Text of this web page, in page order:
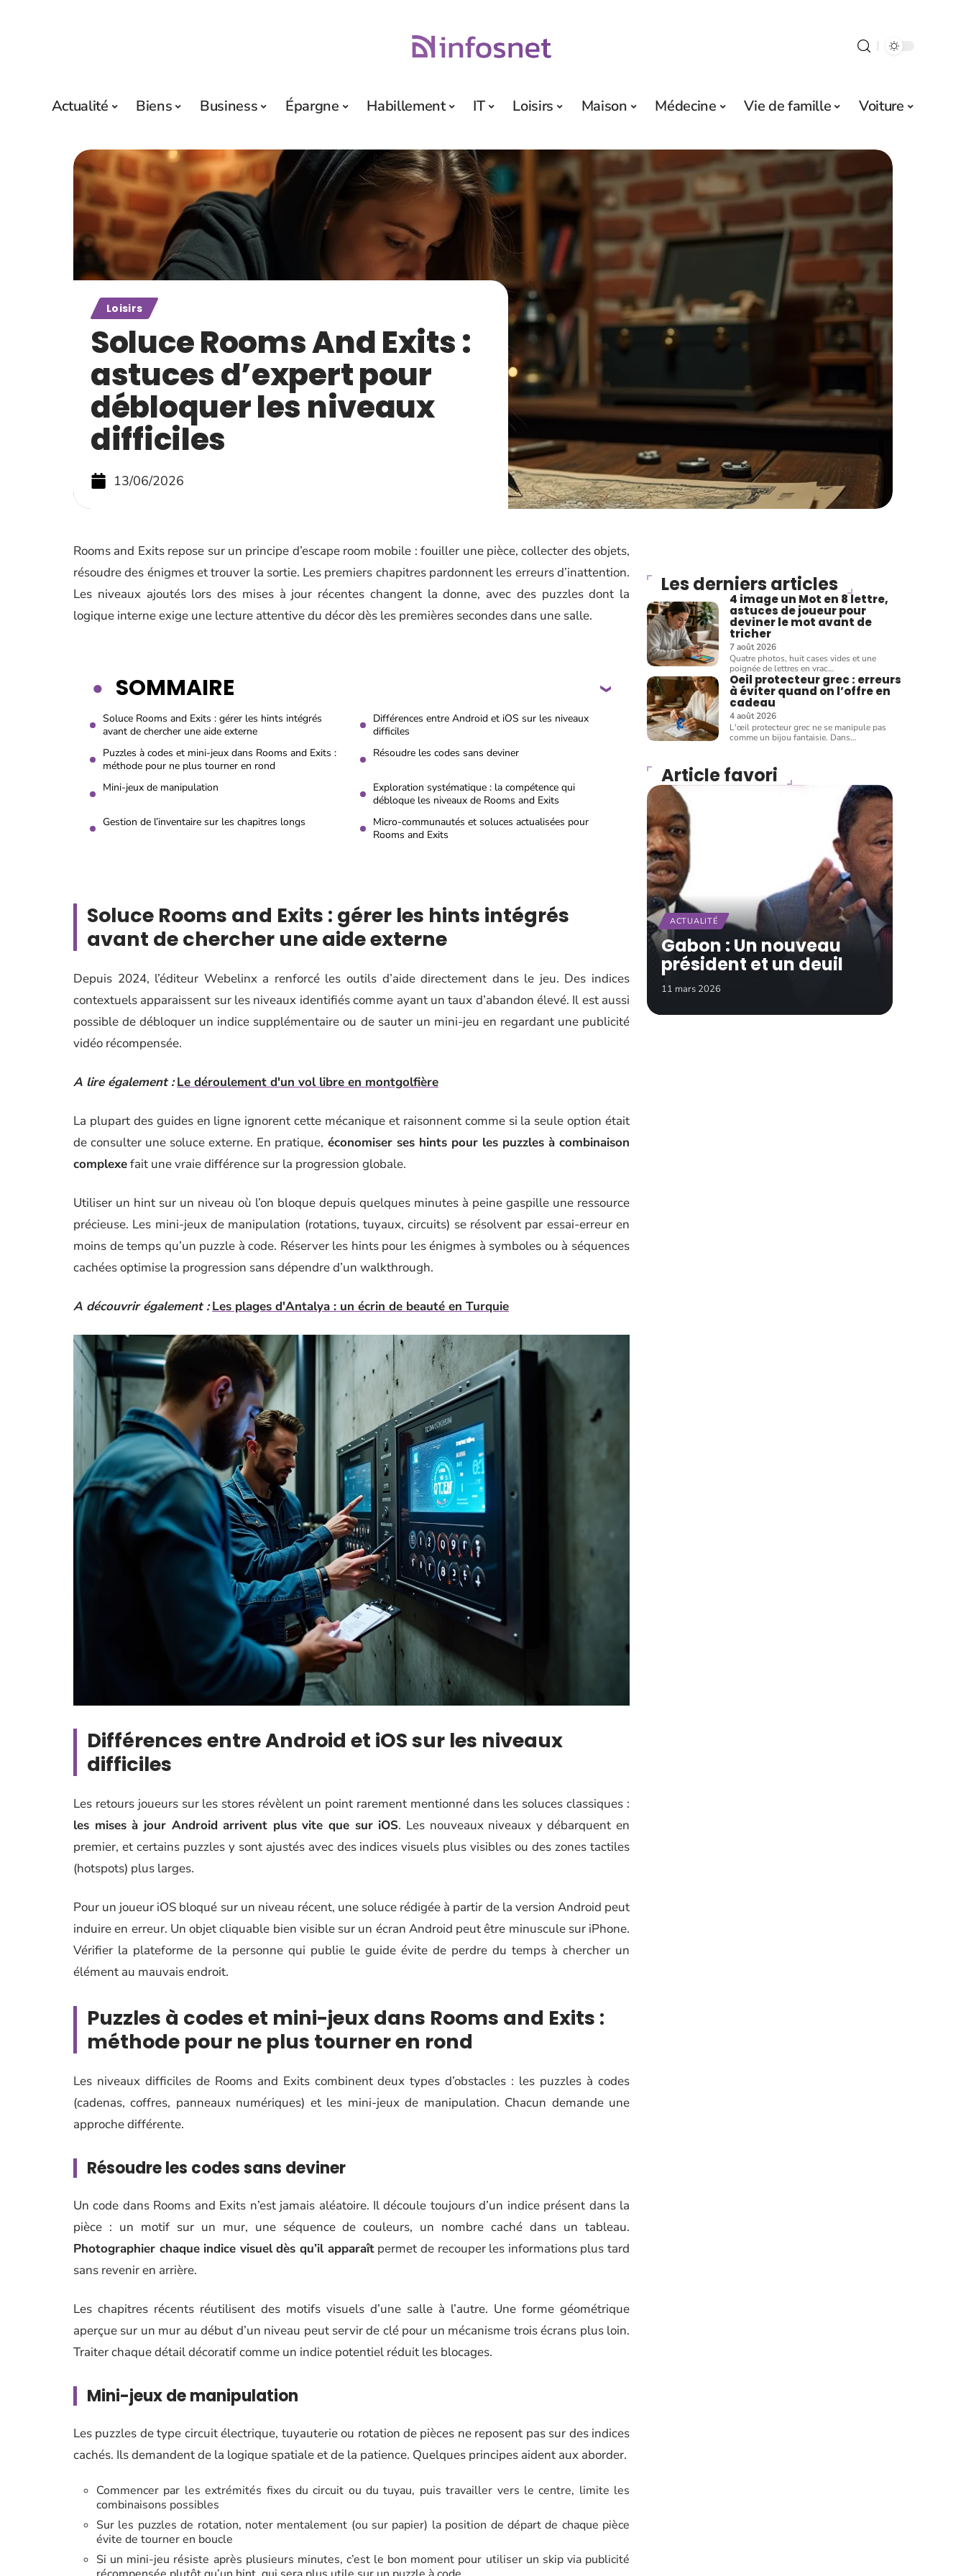
Actualité Biens Business Épargne Habillement IT Loisirs Maison Médecine Vie de famille Voiture
Loisirs
Soluce Rooms And Exits :
astuces d’expert pour
débloquer les niveaux
difficiles
13/06/2026
Rooms and Exits repose sur un principe d’escape room mobile : fouiller une pièce, collecter des objets,
résoudre des énigmes et trouver la sortie. Les premiers chapitres pardonnent les erreurs d’inattention.
Les niveaux ajoutés lors des mises à jour récentes changent la donne, avec des puzzles dont la
logique interne exige une lecture attentive du décor dès les premières secondes dans une salle.
SOMMAIRE
Soluce Rooms and Exits : gérer les hints intégrés
avant de chercher une aide externe
Différences entre Android et iOS sur les niveaux
difficiles
Puzzles à codes et mini-jeux dans Rooms and Exits :
méthode pour ne plus tourner en rond
Résoudre les codes sans deviner
Mini-jeux de manipulation
Exploration systématique : la compétence qui
débloque les niveaux de Rooms and Exits
Gestion de l’inventaire sur les chapitres longs
Micro-communautés et soluces actualisées pour
Rooms and Exits
Soluce Rooms and Exits : gérer les hints intégrés
avant de chercher une aide externe
Depuis 2024, l’éditeur Webelinx a renforcé les outils d’aide directement dans le jeu. Des indices
contextuels apparaissent sur les niveaux identifiés comme ayant un taux d’abandon élevé. Il est aussi
possible de débloquer un indice supplémentaire ou de sauter un mini-jeu en regardant une publicité
vidéo récompensée.
A lire également : Le déroulement d'un vol libre en montgolfière
La plupart des guides en ligne ignorent cette mécanique et raisonnent comme si la seule option était
de consulter une soluce externe. En pratique, économiser ses hints pour les puzzles à combinaison
complexefait une vraie différence sur la progression globale.
Utiliser un hint sur un niveau où l’on bloque depuis quelques minutes à peine gaspille une ressource
précieuse. Les mini-jeux de manipulation (rotations, tuyaux, circuits) se résolvent par essai-erreur en
moins de temps qu’un puzzle à code. Réserver les hints pour les énigmes à symboles ou à séquences
cachées optimise la progression sans dépendre d’un walkthrough.
A découvrir également : Les plages d'Antalya : un écrin de beauté en Turquie
Différences entre Android et iOS sur les niveaux
difficiles
Les retours joueurs sur les stores révèlent un point rarement mentionné dans les soluces classiques :
les mises à jour Android arrivent plus vite que sur iOS. Les nouveaux niveaux y débarquent en
premier, et certains puzzles y sont ajustés avec des indices visuels plus visibles ou des zones tactiles
(hotspots) plus larges.
Pour un joueur iOS bloqué sur un niveau récent, une soluce rédigée à partir de la version Android peut
induire en erreur. Un objet cliquable bien visible sur un écran Android peut être minuscule sur iPhone.
Vérifier la plateforme de la personne qui publie le guide évite de perdre du temps à chercher un
élément au mauvais endroit.
Puzzles à codes et mini-jeux dans Rooms and Exits :
méthode pour ne plus tourner en rond
Les niveaux difficiles de Rooms and Exits combinent deux types d’obstacles : les puzzles à codes
(cadenas, coffres, panneaux numériques) et les mini-jeux de manipulation. Chacun demande une
approche différente.
Résoudre les codes sans deviner
Un code dans Rooms and Exits n’est jamais aléatoire. Il découle toujours d’un indice présent dans la
pièce : un motif sur un mur, une séquence de couleurs, un nombre caché dans un tableau.
Photographier chaque indice visuel dès qu’il apparaîtpermet de recouper les informations plus tard
sans revenir en arrière.
Les chapitres récents réutilisent des motifs visuels d’une salle à l’autre. Une forme géométrique
aperçue sur un mur au début d’un niveau peut servir de clé pour un mécanisme trois écrans plus loin.
Traiter chaque détail décoratif comme un indice potentiel réduit les blocages.
Mini-jeux de manipulation
Les puzzles de type circuit électrique, tuyauterie ou rotation de pièces ne reposent pas sur des indices
cachés. Ils demandent de la logique spatiale et de la patience. Quelques principes aident aux aborder.
Commencer par les extrémités fixes du circuit ou du tuyau, puis travailler vers le centre, limite les
combinaisons possibles
Sur les puzzles de rotation, noter mentalement (ou sur papier) la position de départ de chaque pièce
évite de tourner en boucle
Si un mini-jeu résiste après plusieurs minutes, c’est le bon moment pour utiliser un skip via publicité
Les derniers articles
4 image un Mot en 8 lettre,
astuces de joueur pour
deviner le mot avant de
tricher
7 août 2026
Quatre photos, huit cases vides et une
poignée de lettres en vrac…
Oeil protecteur grec : erreurs
à éviter quand on l’offre en
cadeau
4 août 2026
L'œil protecteur grec ne se manipule pas
comme un bijou fantaisie. Dans…
Article favori
ACTUALITÉ
Gabon : Un nouveau
président et un deuil
11 mars 2026